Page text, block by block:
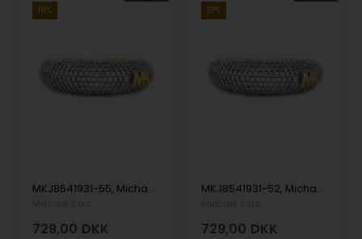
19%
MKJ8541931-55, Michael Kors Premium Ring
729,00 DKK
19%
MKJ8541931-52, Michael Kors Premium Ring
729,00 DKK